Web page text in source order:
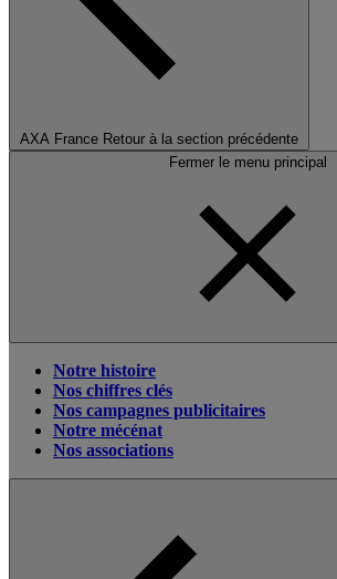
AXA France Retour à la section précédente
Fermer le menu principal
Notre histoire
Nos chiffres clés
Nos campagnes publicitaires
Notre mécénat
Nos associations